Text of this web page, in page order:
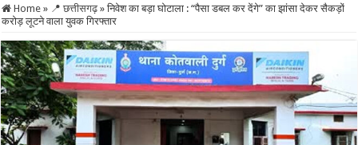
Home » 📍 छत्तीसगढ़ » निवेश का बड़ा घोटाला : “पैसा डबल कर देंगे” का झांसा देकर सैकड़ों
करोड़ लूटने वाला युवक गिरफ्तार